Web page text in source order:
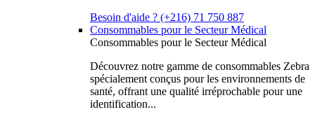
Besoin d'aide ? (+216) 71 750 887
Consommables pour le Secteur Médical
Consommables pour le Secteur Médical
Découvrez notre gamme de consommables Zebra
spécialement conçus pour les environnements de
santé, offrant une qualité irréprochable pour une
identification...